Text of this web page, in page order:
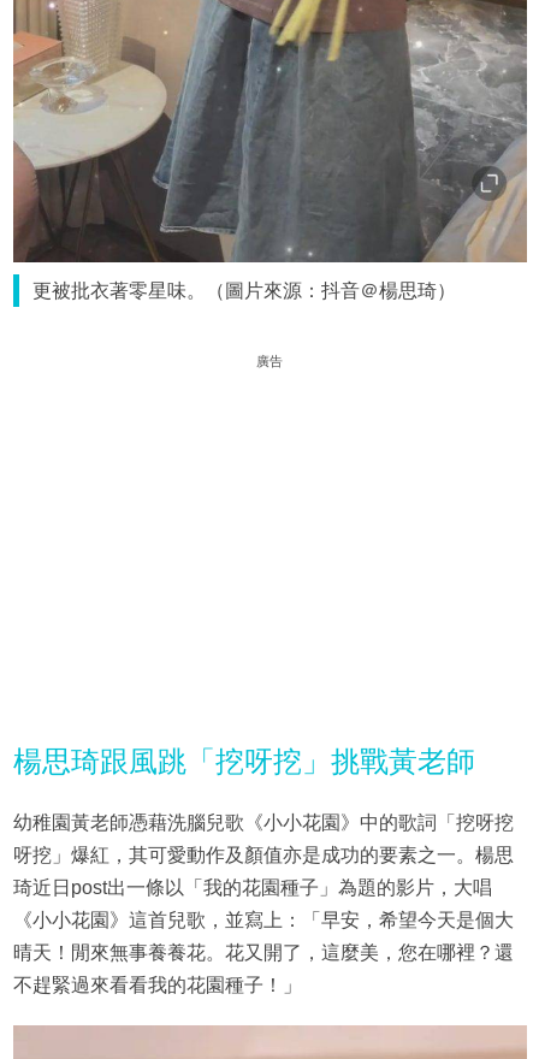
更被批衣著零星味。（圖片來源：抖音＠楊思琦）
廣告
楊思琦跟風跳「挖呀挖」挑戰黃老師
幼稚園黃老師憑藉洗腦兒歌《小小花園》中的歌詞「挖呀挖
呀挖」爆紅，其可愛動作及顏值亦是成功的要素之一。楊思
琦近日post出一條以「我的花園種子」為題的影片，大唱
《小小花園》這首兒歌，並寫上：「早安，希望今天是個大
晴天！閒來無事養養花。花又開了，這麼美，您在哪裡？還
不趕緊過來看看我的花園種子！」